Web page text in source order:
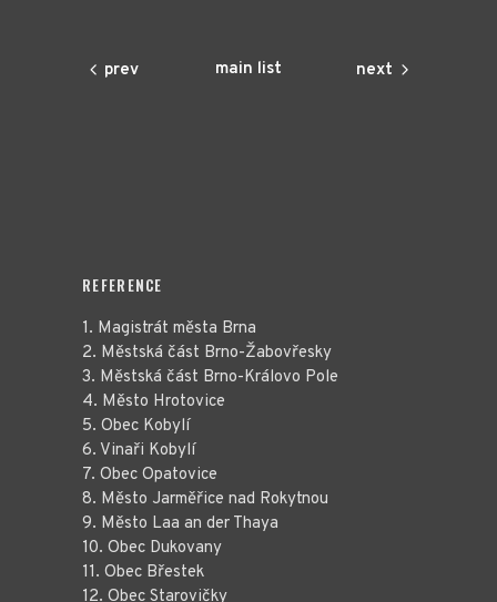
prev main list next
REFERENCE
1. Magistrát města Brna
2. Městská část Brno-Žabovřesky
3. Městská část Brno-Královo Pole
4. Město Hrotovice
5. Obec Kobylí
6. Vinaři Kobylí
7. Obec Opatovice
8. Město Jarměřice nad Rokytnou
9. Město Laa an der Thaya
10. Obec Dukovany
11. Obec Břestek
12. Obec Starovičky